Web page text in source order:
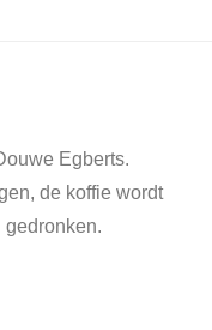
Egberts.
de koffie wordt
gedronken.